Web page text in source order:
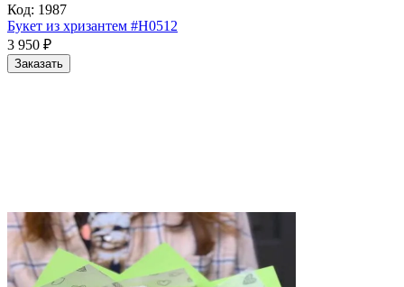
Код: 1987
Букет из хризантем #H0512
3 950 ₽
Заказать